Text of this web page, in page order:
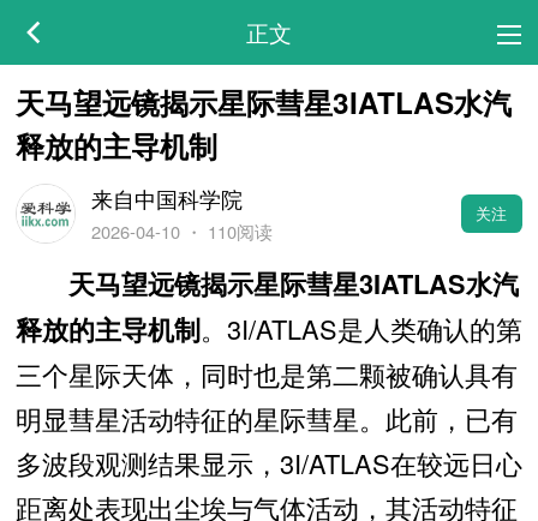
正文
天马望远镜揭示星际彗星3IATLAS水汽
释放的主导机制
来自中国科学院
2026-04-10・ 110阅读
关注
天马望远镜揭示星际彗星3IATLAS水汽
释放的主导机制。 3I/ATLAS是人类确认的第
三个星际天体，同时也是第二颗被确认具有
明显彗星活动特征的星际彗星。此前，已有
多波段观测结果显示，3I/ATLAS在较远日心
距离处表现出尘埃与气体活动，其活动特征